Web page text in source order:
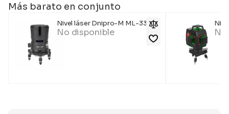
Más barato en conjunto
Nivel láser Dnipro-M ML-335G
No disponible